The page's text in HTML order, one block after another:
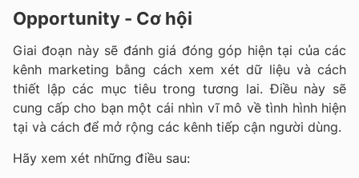
Opportunity - Cơ hội
Giai đoạn này sẽ đánh giá đóng góp hiện tại của các
kênh marketing bằng cách xem xét dữ liệu và cách
thiết lập các mục tiêu trong tương lai. Điều này sẽ
cung cấp cho bạn một cái nhìn vĩ mô về tình hình hiện
tại và cách để mở rộng các kênh tiếp cận người dùng.
Hãy xem xét những điều sau: